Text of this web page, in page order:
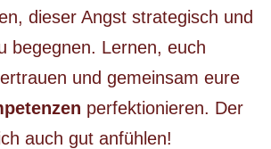
dieser Angst strategisch und
begegnen. Lernen, euch
und gemeinsam eure
perfektionieren. Der
auch gut anfühlen!